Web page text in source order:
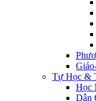
Tự Học &
Học
Dẫn